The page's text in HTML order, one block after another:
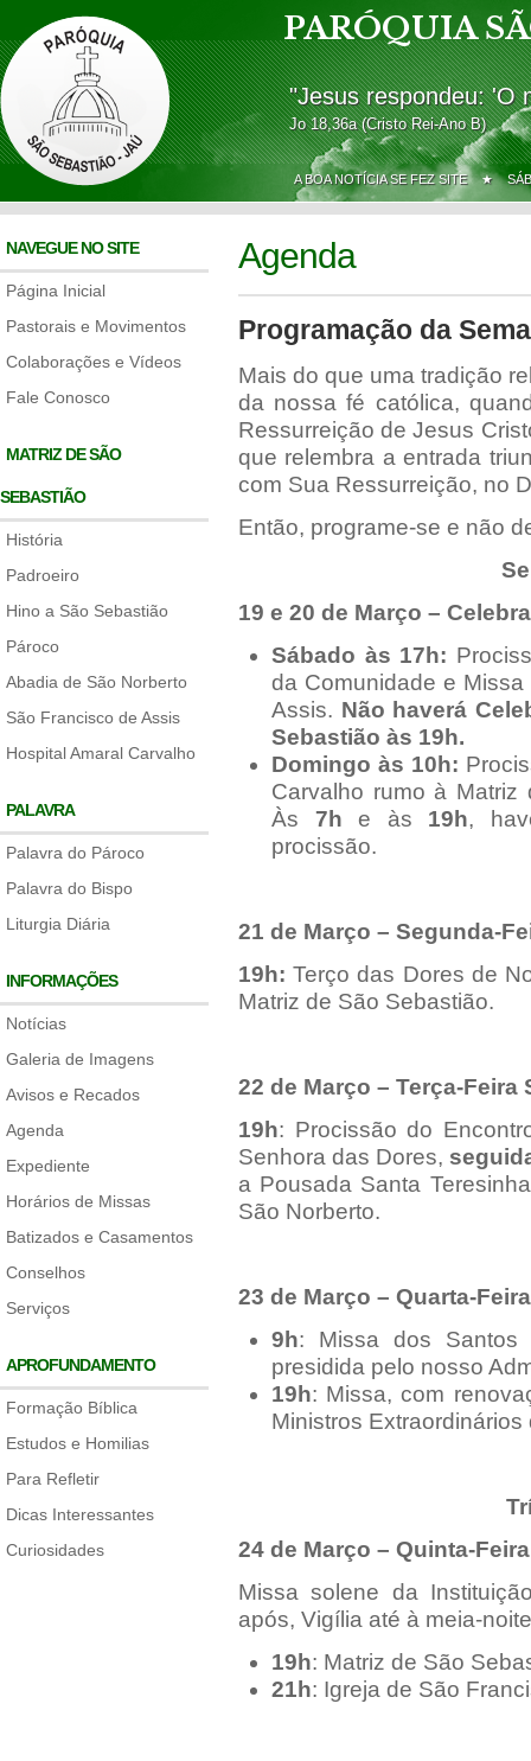
PARÓQUIA
"Jesus respondeu: 'O
Jo 18,36a (Cristo Rei-Ano B)
A BOA NOTÍCIA SE FEZ SITE ★
NAVEGUE NO SITE
Página Inicial
Pastorais e Movimentos
Colaborações e Vídeos
Fale Conosco
MATRIZ DE SÃO
SEBASTIÃO
História
Padroeiro
Hino a São Sebastião
Pároco
Abadia de São Norberto
São Francisco de Assis
Hospital Amaral Carvalho
PALAVRA
Palavra do Pároco
Palavra do Bispo
Liturgia Diária
INFORMAÇÕES
Notícias
Galeria de Imagens
Avisos e Recados
Agenda
Expediente
Horários de Missas
Batizados e Casamentos
Conselhos
Serviços
APROFUNDAMENTO
Formação Bíblica
Estudos e Homilias
Para Refletir
Dicas Interessantes
Curiosidades
Agenda
Programação da
Mais do que uma tradição
da nossa fé católica,
Ressurreição de Jesus
que relembra a entrada
com Sua Ressurreição, no
Então, programe-se e não
19 e 20 de Março –
Sábado às 17h:
da Comunidade e
Assis. Não haverá
Sebastião às 19h.
Domingo às 10h:
Carvalho rumo à
Às 7h e às 19h,
procissão.
21 de Março – Segunda-
19h: Terço das Dores de
Matriz de São Sebastião.
22 de Março – Terça-Feira
19h: Procissão do
Senhora das Dores,
a Pousada Santa
São Norberto.
23 de Março – Quarta-
9h: Missa dos Santos
presidida pelo nosso
19h: Missa, com
Ministros
24 de Março – Quinta-
Missa solene da
após, Vigília até à meia-
19h: Matriz de São
21h: Igreja de São